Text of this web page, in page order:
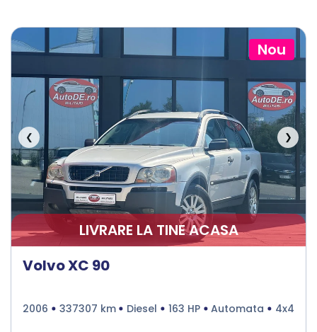
Nou
❮ ❯
LIVRARE LA TINE ACASA
Volvo XC 90
2006 337307 km Diesel 163 HP Automata 4x4